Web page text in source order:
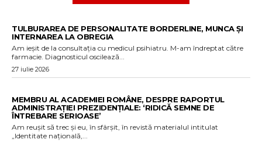
TULBURAREA DE PERSONALITATE BORDERLINE, MUNCA ȘI
INTERNAREA LA OBREGIA
Am ieșit de la consultația cu medicul psihiatru. M-am îndreptat către
farmacie. Diagnosticul oscilează...
27 iulie 2026
MEMBRU AL ACADEMIEI ROMÂNE, DESPRE RAPORTUL
ADMINISTRAȚIEI PREZIDENȚIALE: ‘RIDICĂ SEMNE DE
ÎNTREBARE SERIOASE’
Am reușit să trec și eu, în sfârșit, în revistă materialul intitulat
„Identitate națională,...